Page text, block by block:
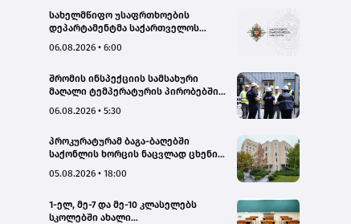
სახელმწიფო უსაფრთხოების
დეპარტამენტმა საქართველოს
საზიანოდ საბოტაჟის მუხლით
06.08.2026 • 6:00
შრომის ინსპექციის სამსახური
მაღალი ტემპერატურის პირობებში
მონიტორინგს მთელი ქვეყნის
06.08.2026 • 5:30
პროკურატურამ ბაგა-ბაღებში
საქონლის ხორცის ნაცვლად ცხენის
ბრალდება წარუდგინა
05.08.2026 • 18:00
1-ელ, მე-7 და მე-10 კლასელებს
სკოლებში ახალი